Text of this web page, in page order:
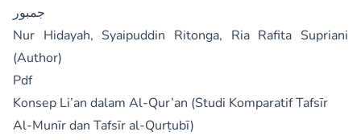
جمبور
Nur Hidayah, Syaipuddin Ritonga, Ria Rafita Supriani
(Author)
Pdf
Konsep Li’an dalam Al-Qur’an (Studi Komparatif Tafsīr
Al-Munīr dan Tafsīr al-Qurṭubī)